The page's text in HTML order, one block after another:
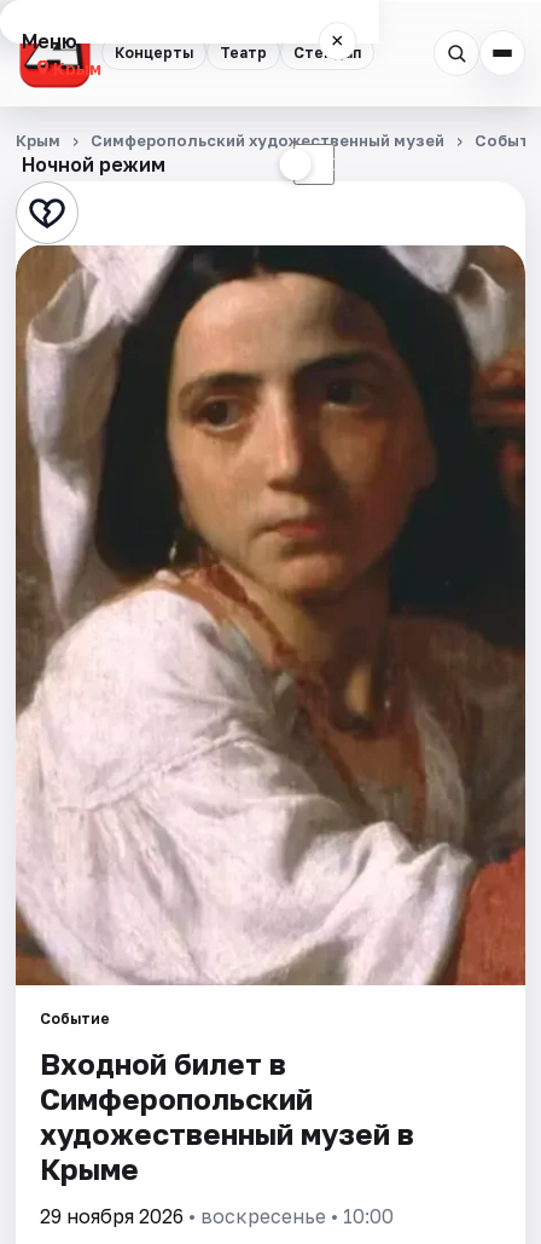
Концерты Театр Стендап
Меню ×
Крым
Концерты
Театр
Стендап
События
Города
Площадки
Артисты
Рейтинги
Ночной режим ☾
Крым Симферопольский художественный музей
Событие
Входной билет в
Симферопольский
художественный музей в
Крыме
29 ноября 2026 • воскресенье • 10:00